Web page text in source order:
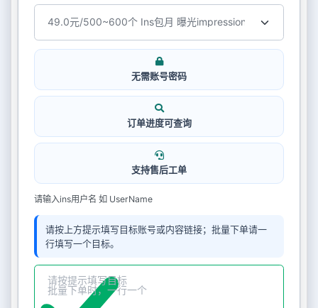
无需账号密码
订单进度可查询
支持售后工单
请输入ins用户名 如 UserName
请按上方提示填写目标账号或内容链接；批量下单请一
行填写一个目标。